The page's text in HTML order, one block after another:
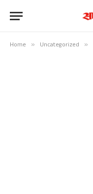
Home » Uncategorized »